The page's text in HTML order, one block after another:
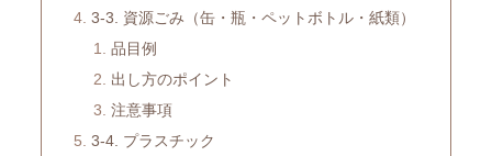
3-3. 資源ごみ（缶・瓶・ペットボトル・紙類）
品目例
出し方のポイント
注意事項
3-4. プラスチック